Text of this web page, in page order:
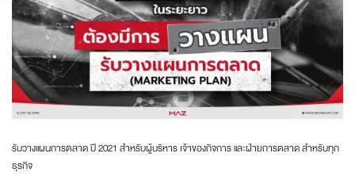
รับวางแผนการตลาด ปี 2021 สำหรับผู้บริหาร เจ้าของกิจการ และฝ่ายการตลาด สำหรับทุก
ธุรกิจ